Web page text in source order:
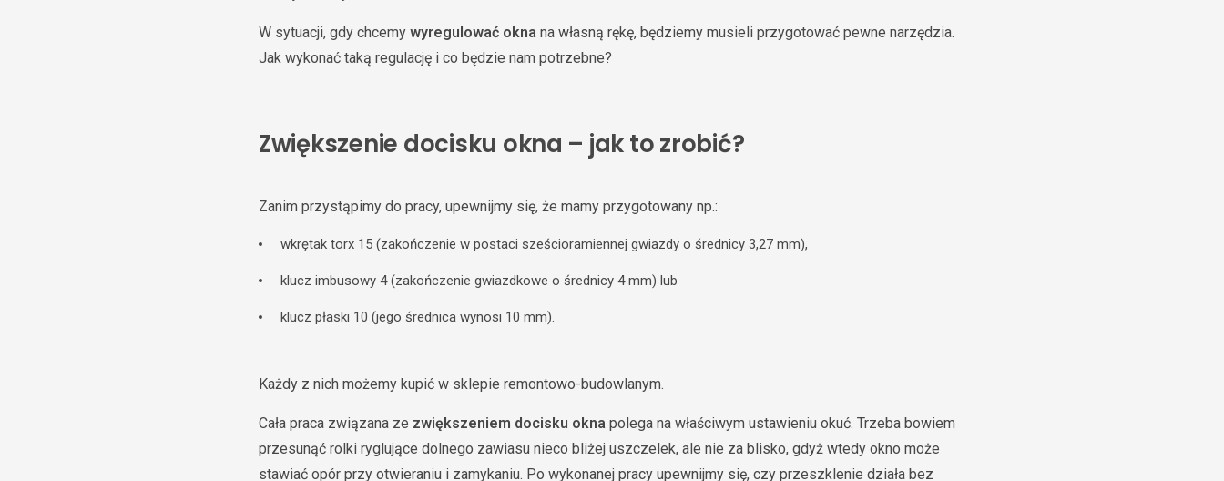
W sytuacji, gdy chcemy wyregulować okna na własną rękę, będziemy musieli przygotować pewne narzędzia.
Jak wykonać taką regulację i co będzie nam potrzebne?
Zwiększenie docisku okna – jak to zrobić?
Zanim przystąpimy do pracy, upewnijmy się, że mamy przygotowany np.:
wkrętak torx 15 (zakończenie w postaci sześcioramiennej gwiazdy o średnicy 3,27 mm),
klucz imbusowy 4 (zakończenie gwiazdkowe o średnicy 4 mm) lub
klucz płaski 10 (jego średnica wynosi 10 mm).
Każdy z nich możemy kupić w sklepie remontowo-budowlanym.
Cała praca związana ze zwiększeniem docisku okna polega na właściwym ustawieniu okuć. Trzeba bowiem
przesunąć rolki ryglujące dolnego zawiasu nieco bliżej uszczelek, ale nie za blisko, gdyż wtedy okno może
stawiać opór przy otwieraniu i zamykaniu. Po wykonanej pracy upewnijmy się, czy przeszklenie działa bez